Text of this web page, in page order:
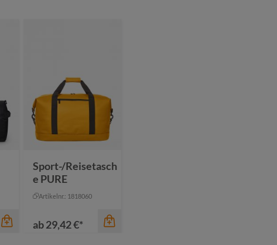
Sport-/Reisetasch
e PURE
Artikelnr.: 1818060
ab29,42 €*